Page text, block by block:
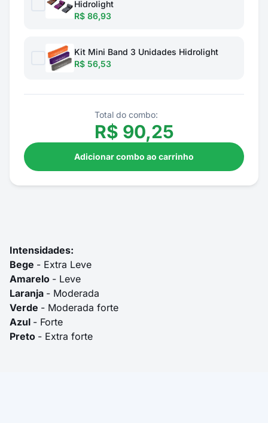
Hidrolight
R$ 86,93
Kit Mini Band 3 Unidades Hidrolight
R$ 56,53
Total do combo:
R$ 90,25
Adicionar combo ao carrinho
Intensidades:
Bege - Extra Leve
Amarelo - Leve
Laranja - Moderada
Verde - Moderada forte
Azul - Forte
Preto - Extra forte